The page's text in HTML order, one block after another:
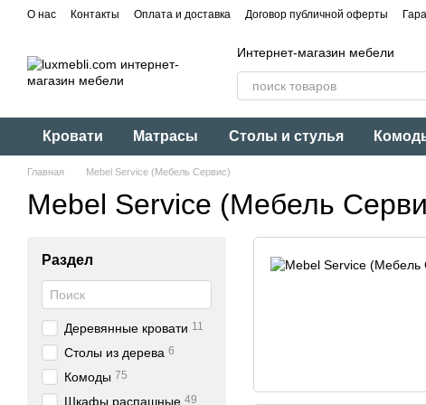
Перейти к основному контенту
О нас Контакты Оплата и доставка Договор публичной оферты
Интернет-магазин мебели
Кровати Матрасы Столы и стулья
Главная Mebel Service (Мебель Сервис)
Mebel Service (Мебель
Раздел
Деревянные кровати 11
Столы из дерева 6
Комоды 75
Шкафы распашные 49